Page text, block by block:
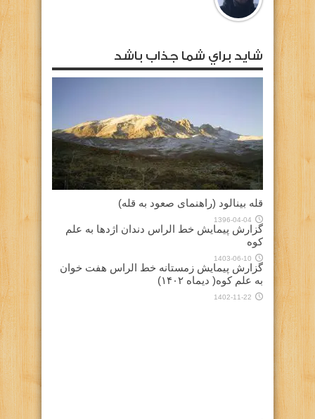
شايد براي شما جذاب باشد
قله بینالود (راهنمای صعود به قله)
1396-04-04
گزارش پیمایش خط الراس دندان اژدها به علم
کوه
1403-06-10
گزارش پیمایش زمستانه خط الراس هفت خوان
به علم کوه( دیماه ۱۴۰۲)
1402-11-22